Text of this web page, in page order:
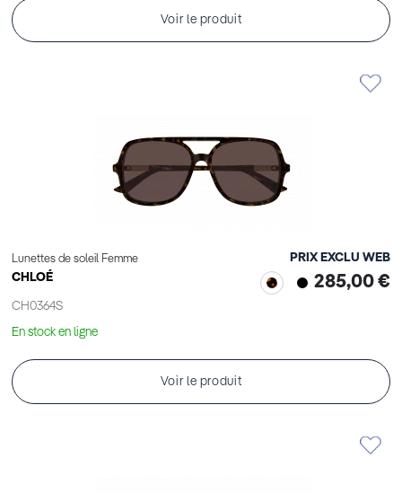
Voir le produit
Lunettes de soleil Femme
CHLOÉ
CH0364S
PRIX EXCLU WEB
285,00 €
En stock en ligne
Voir le produit